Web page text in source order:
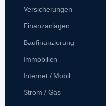
Versicherungen
Finanzanlagen
Baufinanzierung
Immobilien
Internet / Mobil
Strom / Gas